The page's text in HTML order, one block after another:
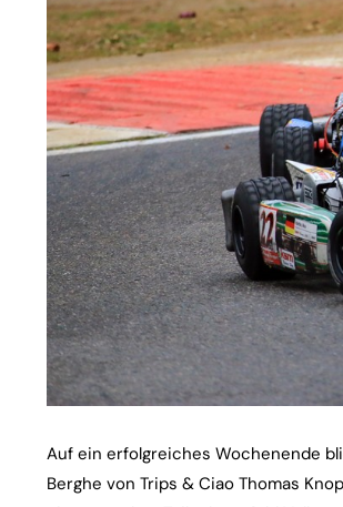
Auf ein erfolgreiches Wochenende
Berghe von Trips & Ciao Thomas